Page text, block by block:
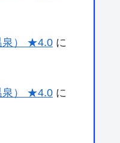
泉） ★4.0 に
泉） ★4.0 に